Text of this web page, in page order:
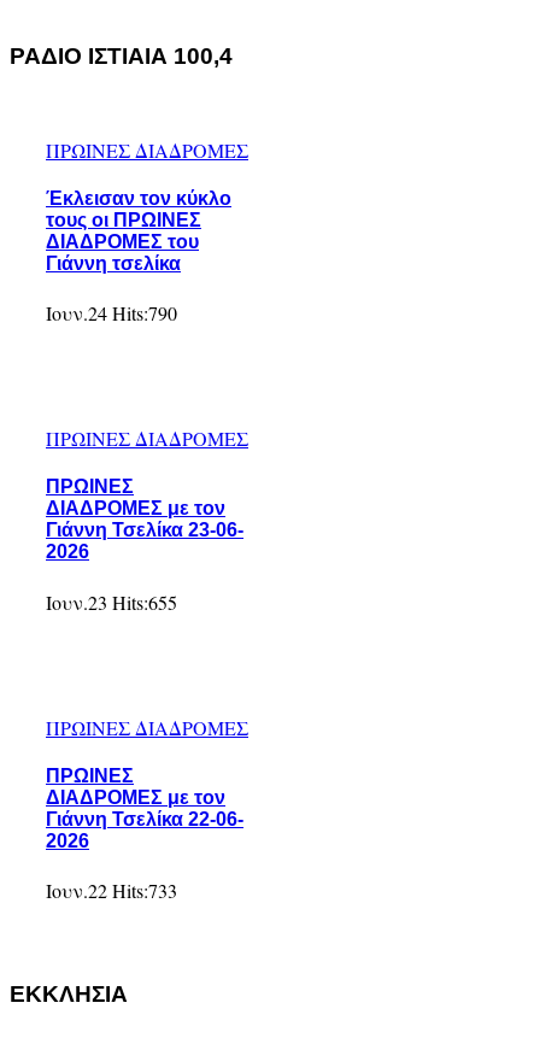
ΡΑΔΙΟ ΙΣΤΙΑΙΑ 100,4
ΠΡΩΙΝΕΣ ΔΙΑΔΡΟΜΕΣ
Έκλεισαν τον κύκλο
τους οι ΠΡΩΙΝΕΣ
ΔΙΑΔΡΟΜΕΣ του
Γιάννη τσελίκα
Ιουν.24Hits:790
ΠΡΩΙΝΕΣ ΔΙΑΔΡΟΜΕΣ
ΠΡΩΙΝΕΣ
ΔΙΑΔΡΟΜΕΣ με τον
Γιάννη Τσελίκα 23-06-
2026
Ιουν.23 Hits:655
ΠΡΩΙΝΕΣ ΔΙΑΔΡΟΜΕΣ
ΠΡΩΙΝΕΣ
ΔΙΑΔΡΟΜΕΣ με τον
Γιάννη Τσελίκα 22-06-
2026
Ιουν.22Hits:733
ΕΚΚΛΗΣΙΑ